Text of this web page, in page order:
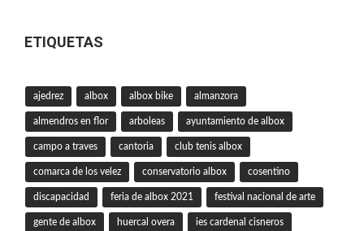
ETIQUETAS
ajedrez albox albox bike almanzora
almendros en flor arboleas ayuntamiento de albox
campo a traves cantoria club tenis albox
comarca de los velez conservatorio albox cosentino
discapacidad feria de albox 2021 festival nacional de arte
gente de albox huercal overa ies cardenal cisneros